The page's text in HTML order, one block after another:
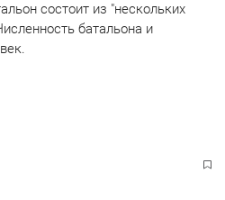
состоит из "нескольких
батальона и